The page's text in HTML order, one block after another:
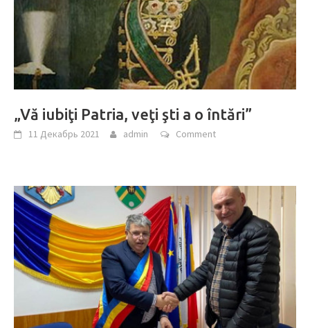
„Vă iubiţi Patria, veţi şti a o întări”
11 Декабрь 2021 admin Comment